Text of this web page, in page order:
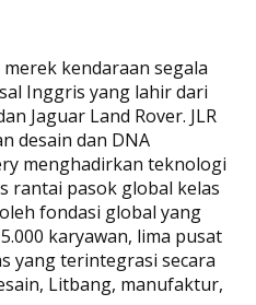
merek kendaraan segala
Inggris yang lahir dari
Jaguar Land Rover. JLR
desain dan DNA
menghadirkan teknologi
rantai pasok global kelas
fondasi global yang
karyawan, lima pusat
yang terintegrasi secara
Litbang, manufaktur,